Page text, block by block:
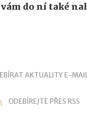
do ní také
AKTUALITY E-
ODEBÍREJTE PŘES RSS